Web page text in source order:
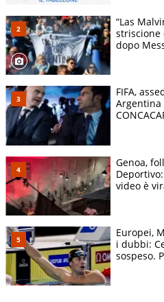
“Las
striscione
dopo
FIFA,
Argentina
Genoa,
video è
Europei,
i dubbi:
sospeso.